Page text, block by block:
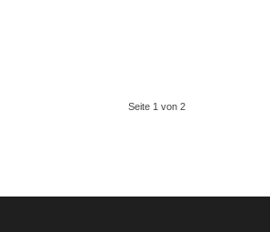
Seite 1 von 2